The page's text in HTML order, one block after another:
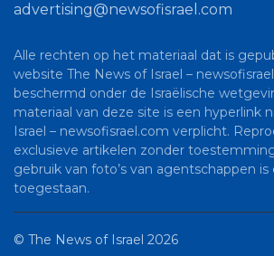
advertising@newsofisrael.com
Alle rechten op het materiaal dat is
website The News of Israel –
beschermd onder de Israëlische
materiaal van deze site is een hyperlink
Israel – newsofisrael.com verplicht.
exclusieve artikelen zonder
gebruik van foto’s van agentschappen
toegestaan.
© The News of Israel 2026